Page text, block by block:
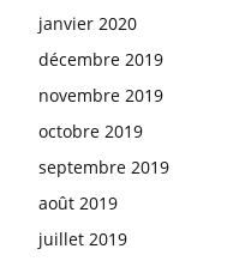
janvier 2020
décembre 2019
novembre 2019
octobre 2019
septembre 2019
août 2019
juillet 2019